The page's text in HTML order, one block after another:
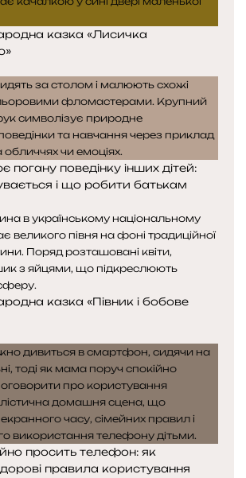
казка «Лисичка
погану поведінку інших дітей:
і що робити батькам
казка «Півник і бобове
просить телефон: як
правила користування